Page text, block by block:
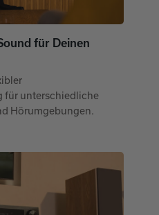
für Deinen
für unterschiedliche
Hörumgebungen.